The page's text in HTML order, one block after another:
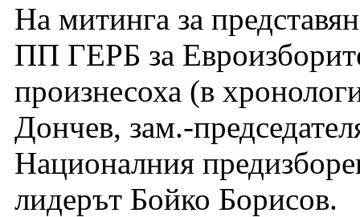
На митинга за
ПП ГЕРБ за
произнесоха (в
Дончев, зам.-
Националния
лидерът Бойко Борисов.